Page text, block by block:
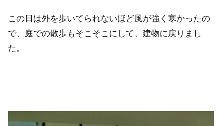
この日は外を歩いてられないほど風が強く寒かったの
で、庭での散歩もそこそこにして、建物に戻りまし
た。